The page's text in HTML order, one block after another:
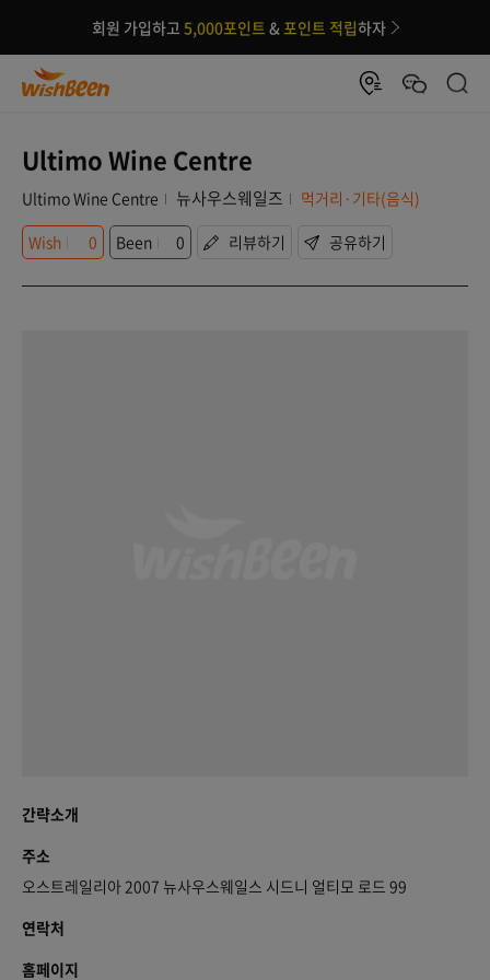
회원 가입하고 5,000포인트 &포인트 적립하자
Ultimo Wine Centre
Ultimo Wine Centre 뉴사우스웨일즈
먹거리·기타(음식)
Wish
0 Been 0 리뷰하기 공유하기
간략소개
주소
오스트레일리아 2007 뉴사우스웨일스 시드니 얼티모 로드 99
연락처
홈페이지